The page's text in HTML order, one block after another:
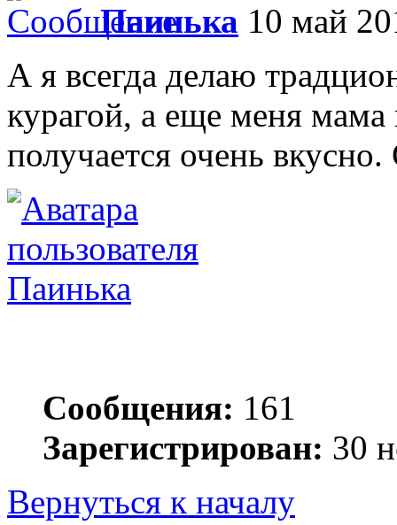
Паинька 10 май
А я всегда делаю
курагой, а еще меня мама
получается очень
Паинька
Сообщения: 161
Зарегистрирован: 30
Вернуться к началу